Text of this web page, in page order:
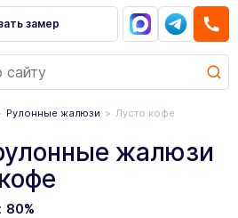
замер
Рулонные жалюзи Лусто кофе
жалюзи
80%